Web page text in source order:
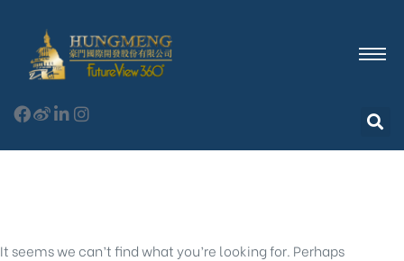
It seems we can’t find what you’re looking for. Perhaps